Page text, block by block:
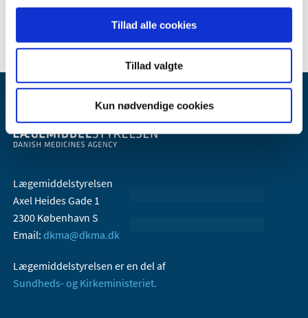
Tillad alle cookies
Tillad valgte
Kun nødvendige cookies
2005 (2)
Lægemiddelstyrelsen
Axel Heides Gade 1
2300 København S
Email: dkma@dkma.dk
Lægemiddelstyrelsen er en del af
Sundheds- og Kirkeministeriet.